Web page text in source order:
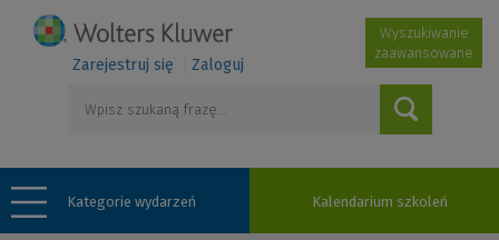
Zarejestruj się Zaloguj
Wyszukiwanie
zaawansowane
Kategorie wydarzeń Kalendarium szkoleń